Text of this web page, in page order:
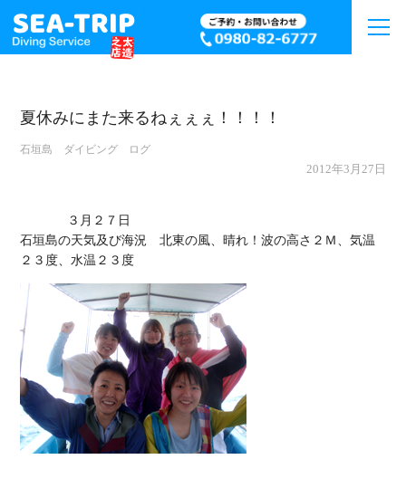
夏休みにまた来るねぇぇぇ！！！！
石垣島 ダイビング ログ
2012年3月27日
石垣島の天気及び海況　北東の風、晴れ！波の高さ２Ｍ、気温